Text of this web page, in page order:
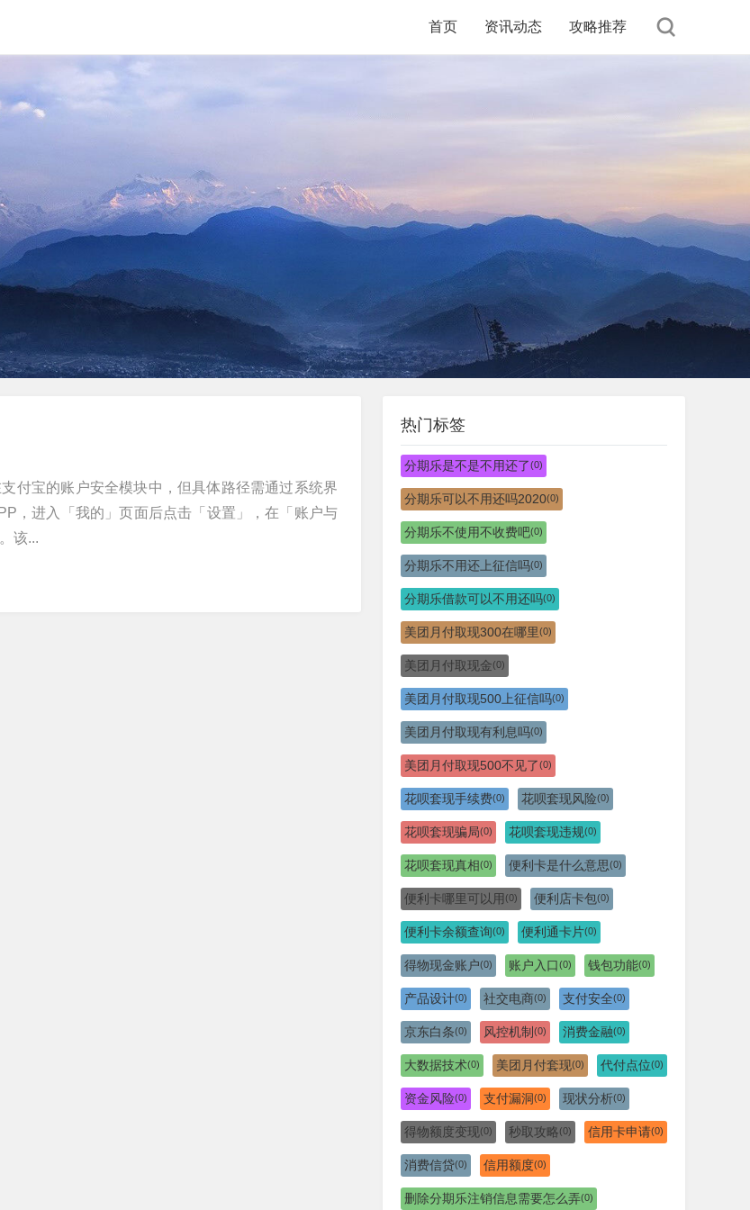
首页 资讯动态 攻略推荐
付宝的账户安全模块中，但具体路径需通过系统界
，进入「我的」页面后点击「设置」，在「账户与
该...
热门标签
分期乐是不是不用还了(0)
分期乐可以不用还吗2020(0)
分期乐不使用不收费吧(0)
分期乐不用还上征信吗(0)
分期乐借款可以不用还吗(0)
美团月付取现300在哪里(0)
美团月付取现金(0)
美团月付取现500上征信吗(0)
美团月付取现有利息吗(0)
美团月付取现500不见了(0)
花呗套现手续费(0) 花呗套现风险(0)
花呗套现骗局(0) 花呗套现违规(0)
花呗套现真相(0) 便利卡是什么意思(0)
便利卡哪里可以用 (0) 便利店卡包(0)
便利卡余额查询(0) 便利通卡片(0)
得物现金账户(0) 账户入口(0) 钱包功能(0)
产品设计(0) 社交电商(0) 支付安全(0)
京东白条(0) 风控机制 (0) 消费金融(0)
大数据技术(0) 美团月付套现(0) 代付点位(0)
资金风险(0) 支付漏洞(0) 现状分析(0)
得物额度变现(0) 秒取攻略(0) 信用卡申请(0)
消费信贷(0) 信用额度(0)
删除分期乐注销信息需要怎么弄(0)